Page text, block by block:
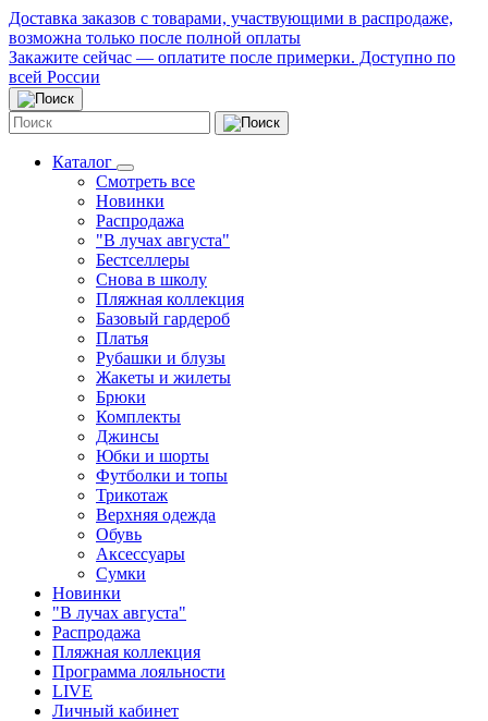
Доставка заказов с товарами, участвующими в распродаже,
возможна только после полной оплаты
Закажите сейчас — оплатите после примерки. Доступно по
всей России
Каталог
Смотреть все
Новинки
Распродажа
"В лучах августа"
Бестселлеры
Снова в школу
Пляжная коллекция
Базовый гардероб
Платья
Рубашки и блузы
Жакеты и жилеты
Брюки
Комплекты
Джинсы
Юбки и шорты
Футболки и топы
Трикотаж
Верхняя одежда
Обувь
Аксессуары
Сумки
Новинки
"В лучах августа"
Распродажа
Пляжная коллекция
Программа лояльности
LIVE
Личный кабинет